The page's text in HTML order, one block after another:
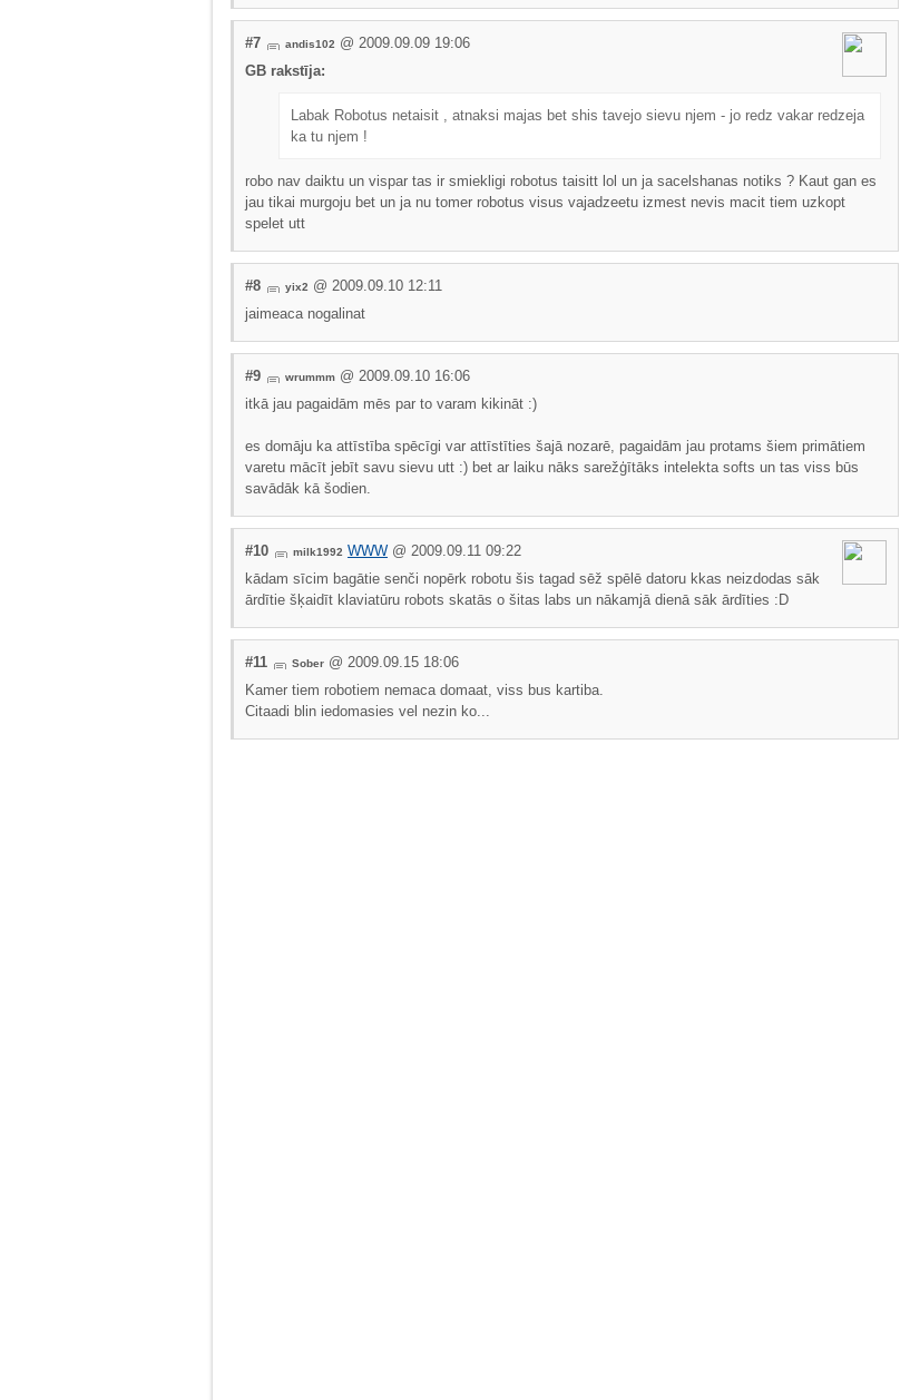
#7 andis102 @ 2009.09.09 19:06
GB rakstīja:
Labak Robotus netaisit , atnaksi majas bet shis tavejo sievu njem - jo redz vakar redzeja
ka tu njem !
robo nav daiktu un vispar tas ir smiekligi robotus taisitt lol un ja sacelshanas notiks ? Kaut gan es
jau tikai murgoju bet un ja nu tomer robotus visus vajadzeetu izmest nevis macit tiem uzkopt
spelet utt
#8 yix2 @ 2009.09.10 12:11
jaimeaca nogalinat
#9 wrummm @ 2009.09.10 16:06
itkā jau pagaidām mēs par to varam kikināt :)
es domāju ka attīstība spēcīgi var attīstīties šajā nozarē, pagaidām jau protams šiem primātiem
varetu mācīt jebīt savu sievu utt :) bet ar laiku nāks sarežģītāks intelekta softs un tas viss būs
savādāk kā šodien.
#10 milk1992 WWW @ 2009.09.11 09:22
kādam sīcim bagātie senči nopērk robotu šis tagad sēž spēlē datoru kkas neizdodas sāk
ārdītie šķaidīt klaviatūru robots skatās o šitas labs un nākamjā dienā sāk ārdīties :D
#11 Sober @ 2009.09.15 18:06
Kamer tiem robotiem nemaca domaat, viss bus kartiba.
Citaadi blin iedomasies vel nezin ko...